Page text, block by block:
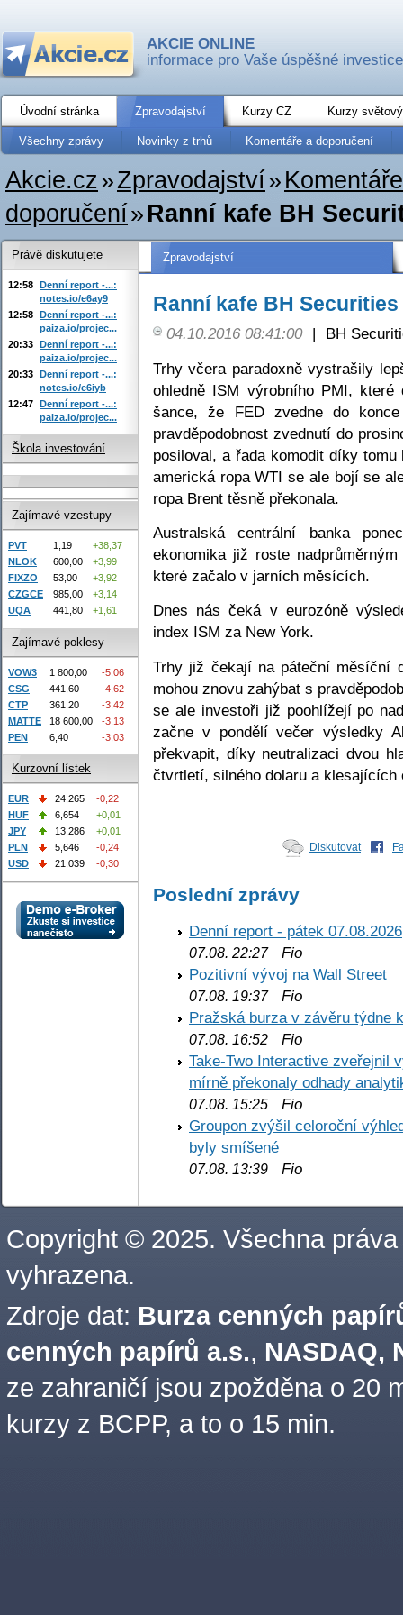
AKCIE ONLINE
informace pro Vaše úspěšné investice
Úvodní stránka Zpravodajství Kurzy CZ Kurzy
Všechny zprávy Novinky z trhů Komentáře a doporučení
Akcie.cz»Zpravodajství»
doporučení»Ranní kafe BH
Zpravodajství
Ranní kafe BH Securities
04.10.2016 08:41:00 |
BH
Trhy včera paradoxně vystrašily
ohledně ISM výrobního PMI,
šance, že FED zvedne do
pravděpodobnost zvednutí do
posiloval, a řada komodit díky
americká ropa WTI se ale bojí se
ropa Brent těsně překonala.
Australská centrální banka
ekonomika již roste
které začalo v jarních měsících.
Dnes nás čeká v eurozóně
index ISM za New York.
Trhy již čekají na páteční měsíční
mohou znovu zahýbat s
se ale investoři již poohlížejí po
začne v pondělí večer výsledky
překvapit, díky neutralizaci dvou
čtvrtletí, silného dolaru a klesajících
Diskutovat
Poslední zprávy
Denní report - pátek 07.08.2026
07.08. 22:27Fio
Pozitivní vývoj na Wall Street
07.08. 19:37Fio
Pražská burza v závěru týdne
07.08. 16:52 Fio
Take-Two Interactive zveřejnil
mírně překonaly odhady
07.08. 15:25 Fio
Groupon zvýšil celoroční
byly smíšené
07.08. 13:39 Fio
Právě diskutujete
12:58 Denní report -...:
notes.io/e6ay9
12:58 Denní report -...:
paiza.io/projec...
20:33 Denní report -...:
paiza.io/projec...
20:33 Denní report -...:
notes.io/e6iyb
12:47 Denní report -...:
paiza.io/projec...
Škola investování
Zajímavé vzestupy
PVT 1,19
+38,37
NLOK
600,00
+3,99
FIXZO
53,00
+3,92
CZGCE
985,00
+3,14
UQA
441,80 +1,61
Zajímavé poklesy
VOW3 1 800,00
-5,06
CSG
441,60
-4,62
CTP
361,20
-3,42
MATTE
18 600,00
-3,13
PEN
6,40 -3,03
Kurzovní lístek
EUR 24,265
-0,22
HUF
6,654
+0,01
JPY
13,286
+0,01
PLN
5,646
-0,24
USD
21,039 -0,30
Copyright © 2025. Všechna práva
vyhrazena.
Zdroje dat: Burza cenných
cenných papírů a.s., NASDAQ,
ze zahraničí jsou zpožděna o 20
kurzy z BCPP, a to o 15 min.